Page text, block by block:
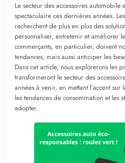
Le secteur des accessoires
spectaculaire ces dernières années.
recherchent de plus en plus des
personnaliser, entretenir et améliorer
commerçants, en particulier, doivent
tendances, mais aussi anticiper les
Dans cet article, nous explorerons les
transformeront le secteur des
années à venir, en mettant l’accent sur
les tendances de consommation et les
adopter.